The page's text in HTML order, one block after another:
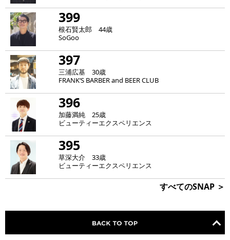
399
根石賢太郎 44歳
SoGoo
397
三浦広基 30歳
FRANK‘S BARBER and BEER CLUB
396
加藤満純 25歳
ビューティーエクスペリエンス
395
草深大介 33歳
ビューティーエクスペリエンス
すべてのSNAP ＞